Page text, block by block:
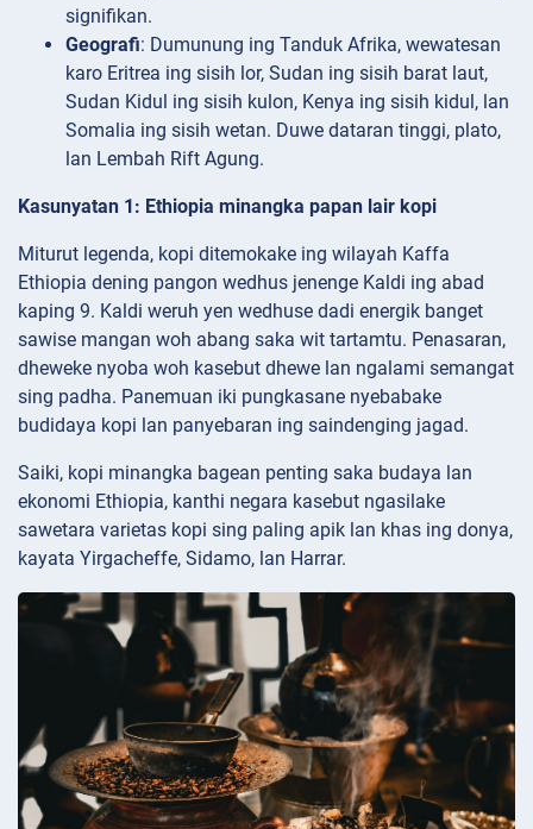
signifikan.
Geografi: Dumunung ing Tanduk Afrika, wewatesan
karo Eritrea ing sisih lor, Sudan ing sisih barat laut,
Sudan Kidul ing sisih kulon, Kenya ing sisih kidul, lan
Somalia ing sisih wetan. Duwe dataran tinggi, plato,
lan Lembah Rift Agung.
Kasunyatan 1: Ethiopia minangka papan lair kopi
Miturut legenda, kopi ditemokake ing wilayah Kaffa
Ethiopia dening pangon wedhus jenenge Kaldi ing abad
kaping 9. Kaldi weruh yen wedhuse dadi energik banget
sawise mangan woh abang saka wit tartamtu. Penasaran,
dheweke nyoba woh kasebut dhewe lan ngalami semangat
sing padha. Panemuan iki pungkasane nyebabake
budidaya kopi lan panyebaran ing saindenging jagad.
Saiki, kopi minangka bagean penting saka budaya lan
ekonomi Ethiopia, kanthi negara kasebut ngasilake
sawetara varietas kopi sing paling apik lan khas ing donya,
kayata Yirgacheffe, Sidamo, lan Harrar.